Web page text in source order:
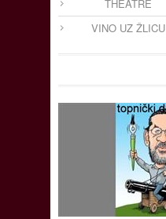
THEATRE
VINO UZ ŽLICU